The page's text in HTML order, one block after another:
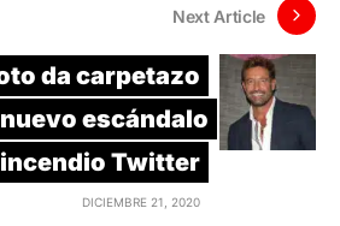
Next Article
da carpetazo
escándalo
Twitter
DICIEMBRE 21, 2020